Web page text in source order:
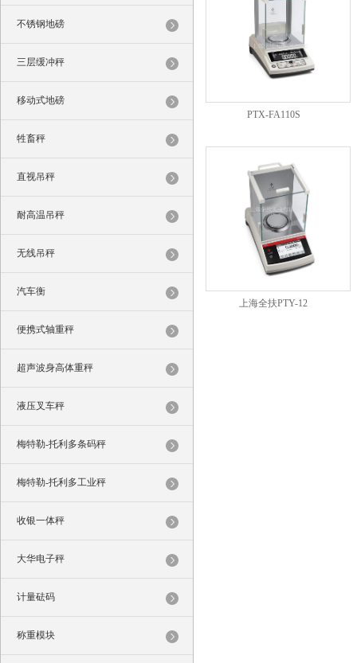
不锈钢地磅
三层缓冲秤
移动式地磅
牲畜秤
直视吊秤
耐高温吊秤
无线吊秤
汽车衡
便携式轴重秤
超声波身高体重秤
液压叉车秤
梅特勒-托利多条码秤
梅特勒-托利多工业秤
收银一体秤
大华电子秤
计量砝码
称重模块
PTX-FA110S
上海全扶PTY-12